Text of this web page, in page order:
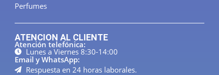
Perfumes
ATENCION AL CLIENTE
Atención telefónica:
Lunes a Viernes 8:30-14:00
Email y WhatsApp:
Respuesta en 24 horas laborales.